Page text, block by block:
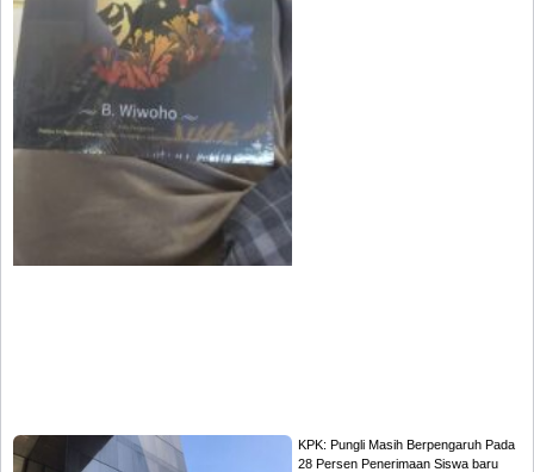
KPK: Pungli Masih Berpengaruh Pada
28 Persen Penerimaan Siswa baru